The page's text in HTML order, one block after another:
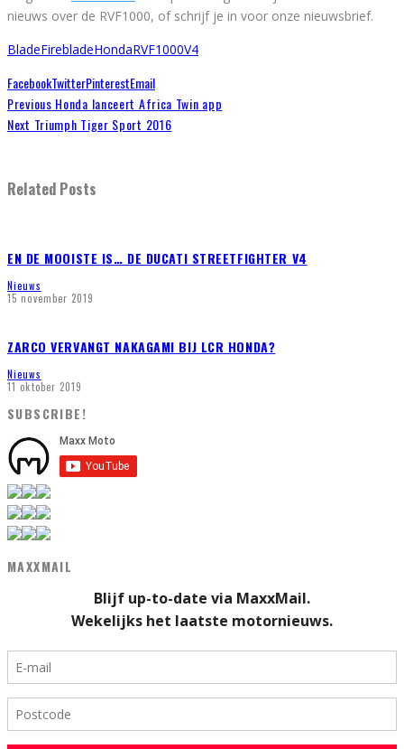
nieuws over de RVF1000, of schrijf je in voor onze nieuwsbrief.
BladeFirebladeHondaRVF1000V4
FacebookTwitterPinterestEmail
Previous Honda lanceert Africa Twin app
Next Triumph Tiger Sport 2016
Related Posts
EN DE MOOISTE IS… DE DUCATI STREETFIGHTER V4
Nieuws
15 november 2019
ZARCO VERVANGT NAKAGAMI BIJ LCR HONDA?
Nieuws
11 oktober 2019
SUBSCRIBE!
MAXXMAIL